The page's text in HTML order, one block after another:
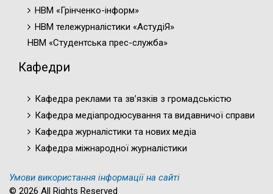
НВМ «Грінченко-інформ»
НВМ тележурналістики «АстудіЯ»
НВМ «Студентська прес-служба»
Кафедри
Кафедра реклами та зв’язків з громадськістю
Кафедра медіапродюсування та видавничої справи
Кафедра журналістики та нових медіа
Кафедра міжнародної журналістики
Умови використання інформації на сайті
© 2026 All Rights Reserved